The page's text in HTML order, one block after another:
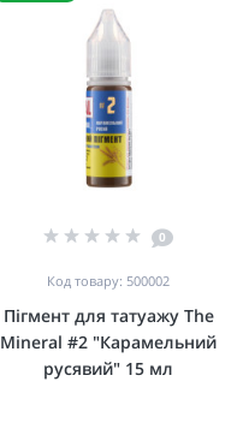
0
Код товару: 500002
Пігмент для татуажу The
Mineral #2 "Карамельний
русявий" 15 мл